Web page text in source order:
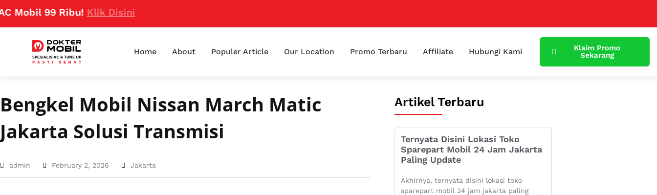
99 Ribu!Klik Disini
Home About Populer Article Our Location Promo Terbaru Affiliate Hubungi Kami
Klaim Promo
Sekarang
Bengkel Mobil Nissan March Matic
Jakarta Solusi Transmisi
admin February 2, 2026 Jakarta
Artikel Terbaru
Ternyata Disini Lokasi Toko
Sparepart Mobil 24 Jam Jakarta
Paling Update
Akhirnya, ternyata disini lokasi toko
sparepart mobil 24 jam jakarta paling